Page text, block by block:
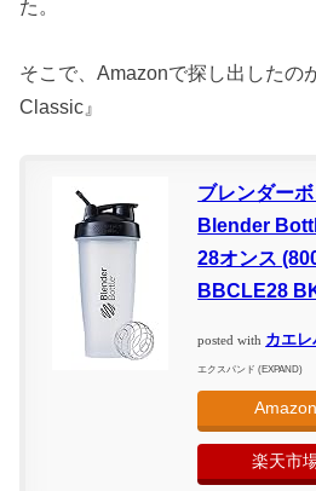
た。
そこで、Amazonで探し出したの
Classic』
ブレンダーボ
Blender
28オンス
BBCLE28
posted with カエレ
エクスパンド (EXPAND)
Amazon
楽天市